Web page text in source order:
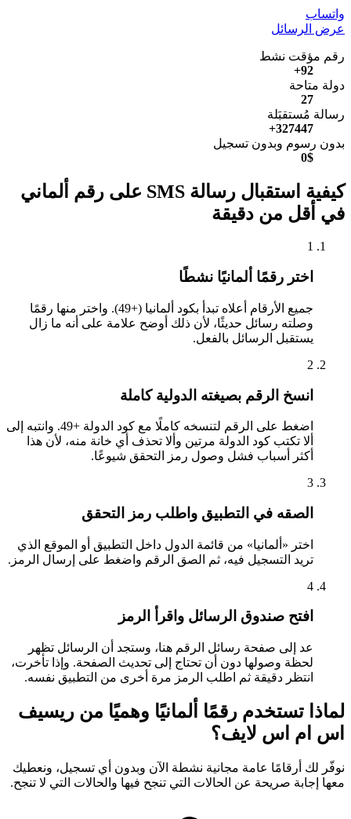
واتساب
عرض الرسائل
رقم مؤقت نشط
92+
دولة متاحة
27
رسالة مُستقبَلة
327447+
بدون رسوم وبدون تسجيل
0$
كيفية استقبال رسالة SMS على رقم ألماني
في أقل من دقيقة
1
اختر رقمًا ألمانيًا نشطًا
جميع الأرقام أعلاه تبدأ بكود ألمانيا (+49). واختر منها رقمًا
وصلته رسائل حديثًا، لأن ذلك أوضح علامة على أنه ما زال
يستقبل الرسائل بالفعل.
2
انسخ الرقم بصيغته الدولية كاملة
اضغط على الرقم لتنسخه كاملًا مع كود الدولة +49. وانتبه إلى
ألا تكتب كود الدولة مرتين وألا تحذف أي خانة منه، لأن هذا
أكثر أسباب فشل وصول رمز التحقق شيوعًا.
3
الصقه في التطبيق واطلب رمز التحقق
اختر «ألمانيا» من قائمة الدول داخل التطبيق أو الموقع الذي
تريد التسجيل فيه، ثم الصق الرقم واضغط على إرسال الرمز.
4
افتح صندوق الرسائل واقرأ الرمز
عد إلى صفحة رسائل الرقم هنا، وستجد أن الرسائل تظهر
لحظة وصولها دون أن تحتاج إلى تحديث الصفحة. وإذا تأخرت،
انتظر دقيقة ثم اطلب الرمز مرة أخرى من التطبيق نفسه.
لماذا تستخدم رقمًا ألمانيًا وهميًا من ريسيف
اس ام اس لايف؟
نوفّر لك أرقامًا عامة مجانية نشطة الآن وبدون أي تسجيل، ونعطيك
معها إجابة صريحة عن الحالات التي تنجح فيها والحالات التي لا تنجح.